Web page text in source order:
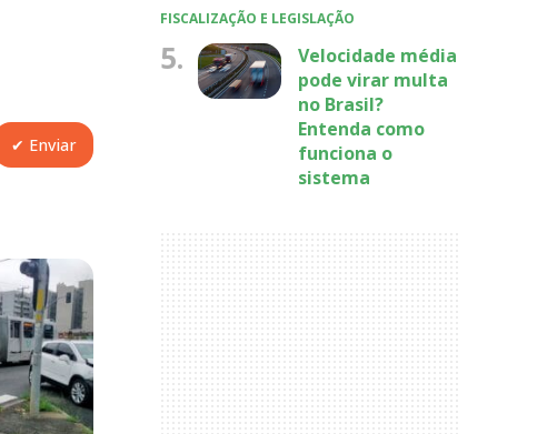
FISCALIZAÇÃO E LEGISLAÇÃO
5.
Velocidade média
pode virar multa
no Brasil?
Entenda como
funciona o
sistema